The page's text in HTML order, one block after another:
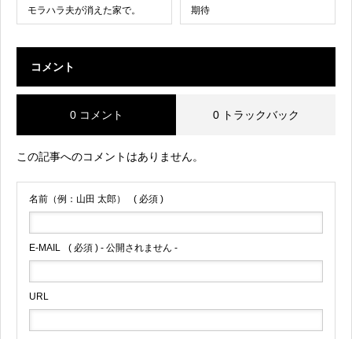
モラハラ夫が消えた家で。 期待
コメント
0 コメント 0 トラックバック
この記事へのコメントはありません。
名前（例：山田 太郎） ( 必須 )
E-MAIL ( 必須 ) - 公開されません -
URL